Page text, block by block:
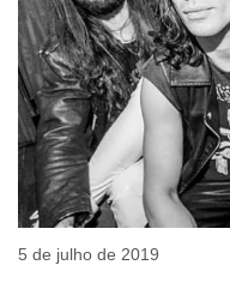
5 de julho de 2019